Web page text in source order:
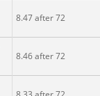
8.47 after 72
8.46 after 72